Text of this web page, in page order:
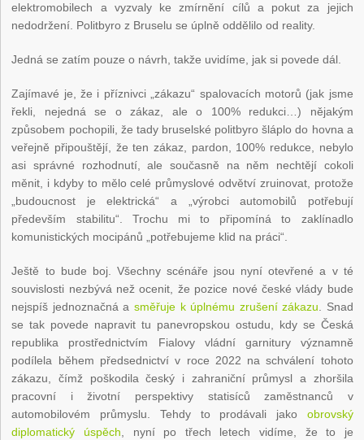
elektromobilech a vyzvaly ke zmírnění cílů a pokut za jejich
nedodržení. Politbyro z Bruselu se úplně oddělilo od reality.
Jedná se zatím pouze o návrh, takže uvidíme, jak si povede dál.
Zajímavé je, že i příznivci „zákazu“ spalovacích motorů (jak jsme
řekli, nejedná se o zákaz, ale o 100% redukci…) nějakým
způsobem pochopili, že tady bruselské politbyro šláplo do hovna a
veřejně připouštějí, že ten zákaz, pardon, 100% redukce, nebylo
asi správné rozhodnutí, ale současně na něm nechtějí cokoli
měnit, i kdyby to mělo celé průmyslové odvětví zruinovat, protože
„budoucnost je elektrická“ a „výrobci automobilů potřebují
především stabilitu“. Trochu mi to připomíná to zaklínadlo
komunistických mocipánů „potřebujeme klid na práci“.
Ještě to bude boj. Všechny scénáře jsou nyní otevřené a v té
souvislosti nezbývá než ocenit, že pozice nové české vlády bude
nejspíš jednoznačná asměřuje k úplnému zrušení zákazu. Snad
se tak povede napravit tu panevropskou ostudu, kdy se Česká
republika prostřednictvím Fialovy vládní garnitury významně
podílela během předsednictví v roce 2022 na schválení tohoto
zákazu, čímž poškodila český i zahraniční průmysl a zhoršila
pracovní i životní perspektivy statisíců zaměstnanců v
automobilovém průmyslu. Tehdy to prodávali jako obrovský
diplomatický úspěch, nyní po třech letech vidíme, že to je